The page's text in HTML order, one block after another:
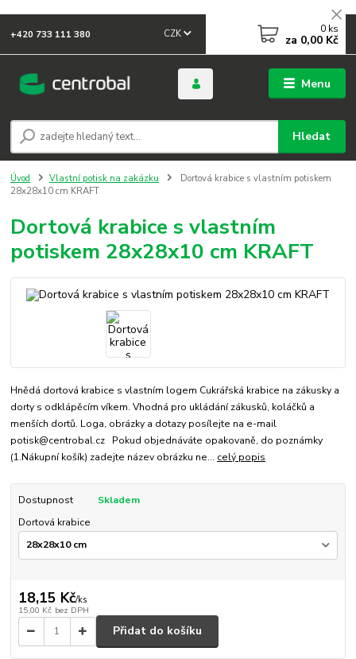
Menu
CZK
Hledat
+420 733 111 380 0 ks
za 0,00 Kč
Úvod Vlastní potisk na zakázku
Dortová krabice s vlastním potiskem
28x28x10 cm KRAFT
Dortová krabice s vlastním
potiskem 28x28x10 cm KRAFT
Hnědá dortová krabice s vlastním logem Cukrářská krabice na zákusky a
dorty s odklápěcím víkem. Vhodná pro ukládání zákusků, koláčků a
menších dortů. Loga, obrázky a dotazy posílejte na e-mail
potisk@centrobal.cz Pokud objednáváte opakovaně, do poznámky
(1.Nákupní košík) zadejte název obrázku ne... celý popis
Dostupnost
Skladem
Dortová krabice
18,15 Kč/ks
15,00 Kč bez DPH
Přidat do košíku